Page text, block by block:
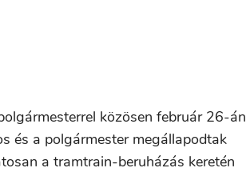
közösen február 26-án
és a polgármester megállapodtak
a tramtrain-beruházás keretén